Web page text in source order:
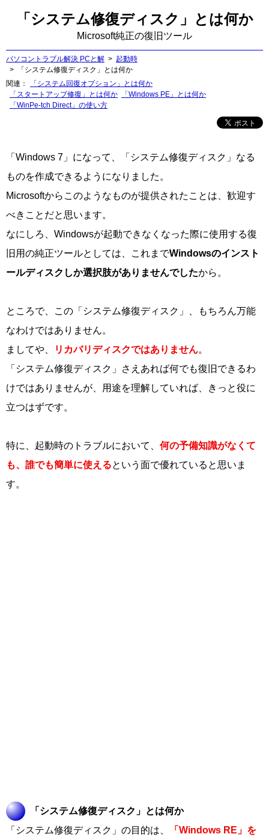
「システム修復ディスク」とは何か
Microsoft純正の復旧ツール
パソコントラブル解決 PCと解
起動時
「システム修復ディスク」とは何か
関連
「システム回復オプション」とは何か
「スタートアップ修復」とは何か
「Windows PE」とは何か
「WinPe-tch Direct」の使い方
「Windows 7」になって、「システム修復ディスク」なる
ものを作成できるようになりました。
Microsoftからこのようなものが提供されたことは、歓迎す
べきことだと思います。
なにしろ、Windowsが起動できなくなった際に使用する復
旧用の純正ツールとしては、これまでWindowsのインスト
ールディスクしか選択肢がありませんでしたから。
ところで、この「システム修復ディスク」、もちろん万能
なわけではありません。
ましてや、
リカバリディスクではありません。
「システム修復ディスク」さえあれば何でも復旧できるわ
けではありませんが、用途を理解していれば、きっと役に
立つはずです。
特に、起動時のトラブルにおいて、 何の予備知識がなくて
も、誰でも簡単に使えるという面で優れていると思いま
す。
「システム修復ディスク」とは何か
「システム修復ディスク」の目的は、
「Windows RE」を